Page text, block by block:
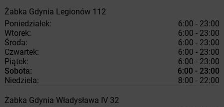
Żabka Gdynia Legionów 112
Poniedziałek:
6:00 - 23:00
Wtorek:
6:00 - 23:00
Środa:
6:00 - 23:00
Czwartek:
6:00 - 23:00
Piątek:
6:00 - 23:00
Sobota:
6:00 - 23:00
Niedziela:
8:00 - 22:00
Żabka Gdynia Władysława IV 32